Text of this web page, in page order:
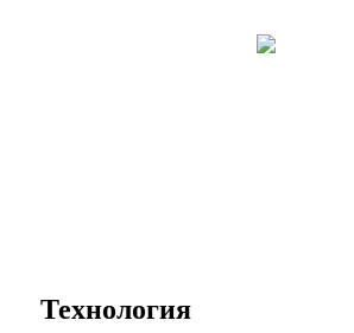
Технология